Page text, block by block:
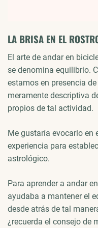
LA BRISA EN EL
El arte de andar en
se denomina equilibrio.
estamos en presencia
meramente descriptiva
propios de tal actividad.
Me gustaría evocarlo en
experiencia para
astrológico.
Para aprender a andar
ayudaba a mantener el
desde atrás de tal
¿recuerda el consejo de